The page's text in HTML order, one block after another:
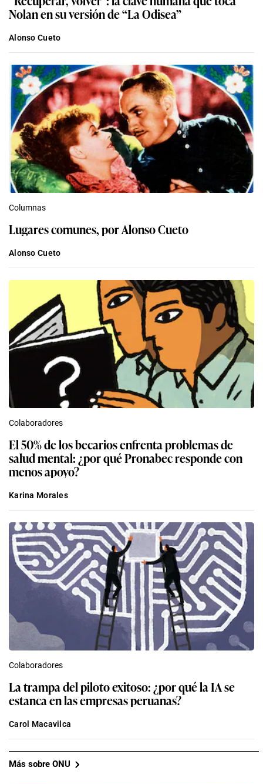
Nolan en su versión de “La Odisea”
Alonso Cueto
Columnas
Lugares comunes, por Alonso Cueto
Alonso Cueto
Colaboradores
El 50% de los becarios enfrenta problemas de
salud mental: ¿por qué Pronabec responde con
menos apoyo?
Karina Morales
Colaboradores
La trampa del piloto exitoso: ¿por qué la IA se
estanca en las empresas peruanas?
Carol Macavilca
Más sobre ONU